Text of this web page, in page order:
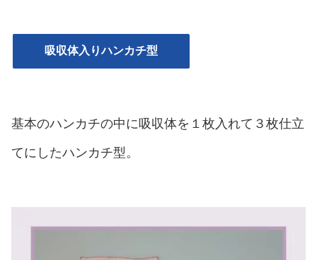
吸収体入りハンカチ型
基本のハンカチの中に吸収体を１枚入れて３枚仕立
てにしたハンカチ型。